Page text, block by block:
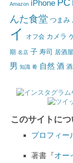
Amazon iPhone PC
んた食堂 つまみ
イ
オフ会 カメラ
期 名店 子 寿司 居酒屋
男 知識 肴 自然 酒
このサイトにつ
プロフィー
著書『オー